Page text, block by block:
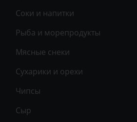
Соки и напитки
Рыба и морепродукты
Мясные снеки
Сухарики и орехи
Чипсы
Сыр